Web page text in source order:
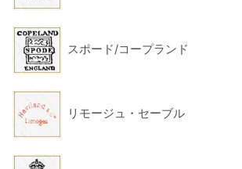
スポード/コープランド
リモージュ・セーブル